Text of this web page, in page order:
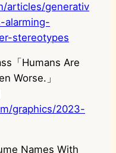
articles/generativ
alarming-
stereotypes
「Humans Are
Worse.」
graphics/2023-
Names With